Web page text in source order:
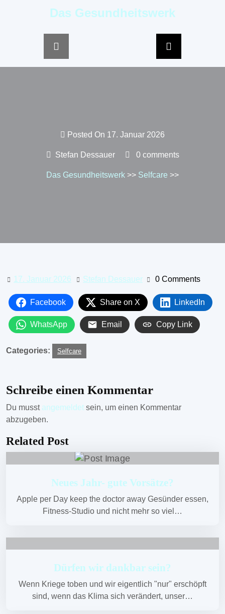
Das Gesundheitswerk
Posted On 17. Januar 2026
Stefan Dessauer 0 comments
Das Gesundheitswerk >> Selfcare >>
17. Januar 2026 Stefan Dessauer 0 Comments
Facebook Share on X LinkedIn
WhatsApp Email Copy Link
Categories: Selfcare
Schreibe einen Kommentar
Du musst angemeldet sein, um einen Kommentar
abzugeben.
Related Post
Neues Jahr- gute Vorsätze?
Apple per Day keep the doctor away Gesünder essen,
Fitness-Studio und nicht mehr so viel…
Dürfen wir dankbar sein?
Wenn Kriege toben und wir eigentlich "nur" erschöpft
sind, wenn das Klima sich verändert, unser…